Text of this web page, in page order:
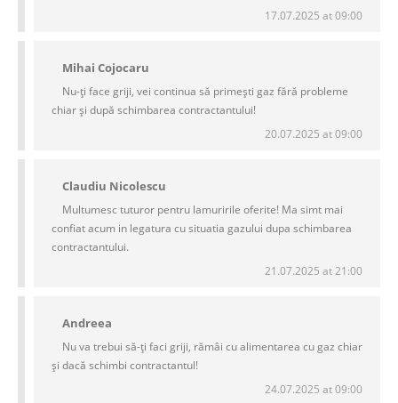
17.07.2025 at 09:00
Mihai Cojocaru
Nu-ți face griji, vei continua să primești gaz fără probleme
chiar și după schimbarea contractantului!
20.07.2025 at 09:00
Claudiu Nicolescu
Multumesc tuturor pentru lamuririle oferite! Ma simt mai
confiat acum in legatura cu situatia gazului dupa schimbarea
contractantului.
21.07.2025 at 21:00
Andreea
Nu va trebui să-ți faci griji, rămâi cu alimentarea cu gaz chiar
și dacă schimbi contractantul!
24.07.2025 at 09:00